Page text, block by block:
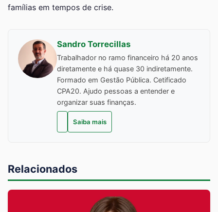
famílias em tempos de crise.
Sandro Torrecillas
Trabalhador no ramo financeiro há 20 anos
diretamente e há quase 30 indiretamente.
Formado em Gestão Pública. Cetificado
CPA20. Ajudo pessoas a entender e
organizar suas finanças.
Saiba mais
Relacionados